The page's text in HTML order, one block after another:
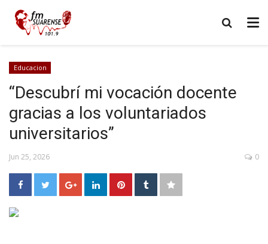
Educacion
“Descubrí mi vocación docente
gracias a los voluntariados
universitarios”
Jun 25, 2026 0